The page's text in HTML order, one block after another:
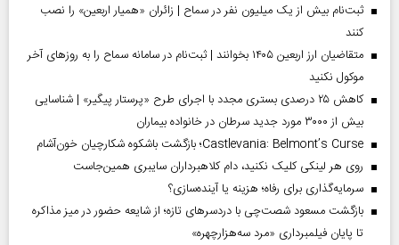
ثبت‌نام بیش از یک میلیون نفر در سماح | زائران «همیار اربعین» را نصب
کنند
متقاضیان ارز اربعین ۱۴۰۵ بخوانند | ثبت‌نام در سامانه سماح را به روز‌های آخر
موکول نکنید
کاهش ۲۵ درصدی بستری مجدد با اجرای طرح «پرستار پیگیر» | شناسایی
بیش از ۳۰۰۰ مورد جدید سرطان در خانواده بیماران
Castlevania: Belmont’s Curse؛ بازگشت باشکوه شکارچیان خون‌آشام
روی هر لینکی کلیک نکنید، دام کلاهبرداران سایبری همین‌جاست
سرمایه‌گذاری برای رفاه؛ هزینه یا آینده‌سازی؟
بازگشت مسعود شصت‌چی با دردسر‌های تازه؛ از شایعه حضور در میز مذاکره
تا پایان فیلمبرداری «مرد سه‌هزارچهره»